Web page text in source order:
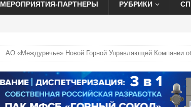
МЕРОПРИЯТИЯ-ПАРТНЕРЫ РУБРИКИ
АО «Междуречье» Новой Горной Управляющей Компании